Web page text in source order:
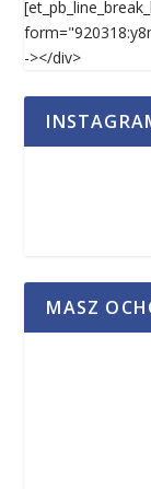
-></div>
MASZ